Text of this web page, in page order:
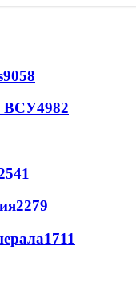
9058
ВСУ4982
2279
1711